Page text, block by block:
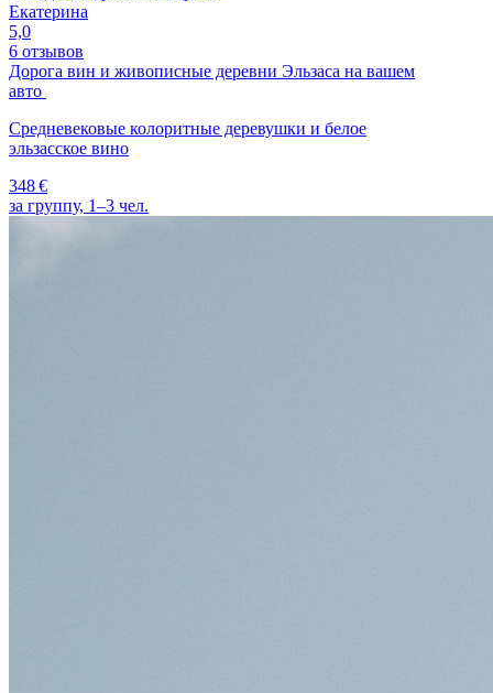
Екатерина
5,0
6 отзывов
Дорога вин и живописные деревни Эльзаса на вашем
авто
Средневековые колоритные деревушки и белое
эльзасское вино
348 €
за группу, 1–3 чел.